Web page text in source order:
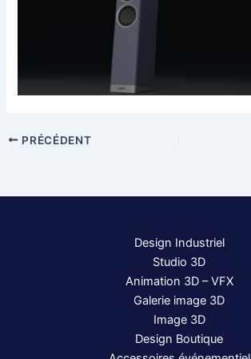
PRÉCÉDENT
Design Industriel
Studio 3D
Animation 3D – VFX
Galerie image 3D
Image 3D
Design Boutique